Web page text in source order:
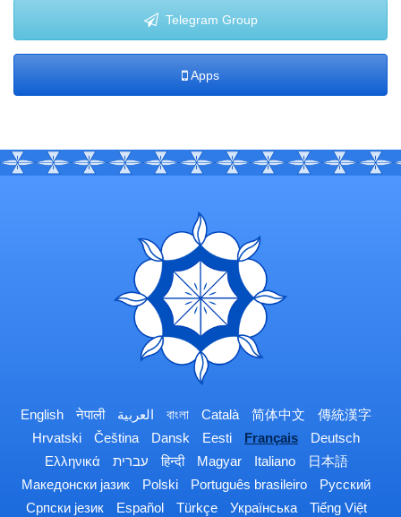
Telegram Group
Apps
English नेपाली العربية বাংলা Català 简体中文
傳統漢字
Hrvatski
Čeština Dansk Eesti Français
Deutsch
Ελληνικά
עברית हिन्दी Magyar Italiano
日本語
Македонски јазик
Polski Português brasileiro
Русский
Српски језик
Español Türkçe Українська Tiếng Việt